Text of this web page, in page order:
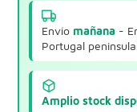
Envío mañana -
Portugal
Amplio stock